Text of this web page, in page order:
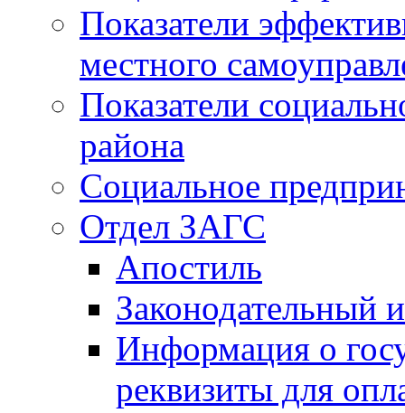
Показатели
местного
Показатели
района
Социальное
Отдел ЗАГС
Апостиль
Законодательный
Информация о
реквизиты для